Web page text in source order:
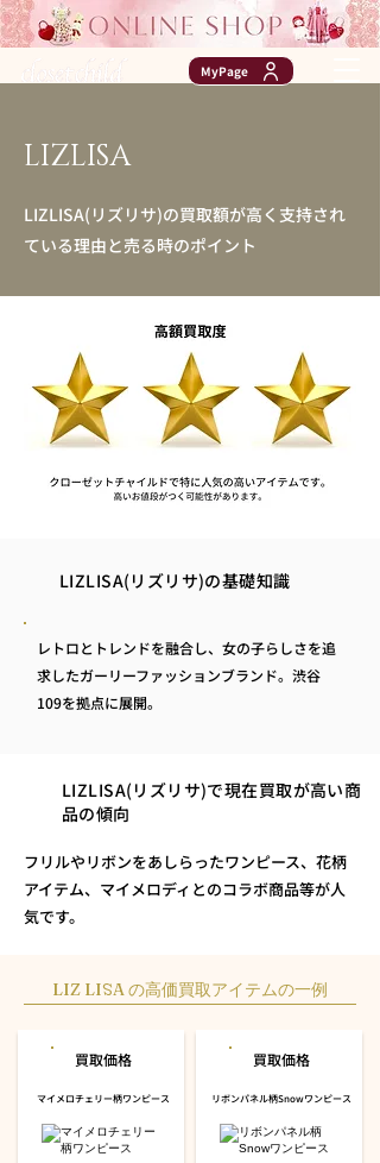
MyPage
LIZLISA
LIZLISA(リズリサ)の買取額が高く支持され
ている理由と売る時のポイント
LIZLISA(リズリサ)の基礎知識
レトロとトレンドを融合し、女の子らしさを追
求したガーリーファッションブランド。渋谷
109を拠点に展開。
LIZLISA(リズリサ)で現在買取が高い商
品の傾向
フリルやリボンをあしらったワンピース、花柄
アイテム、マイメロディとのコラボ商品等が人
気です。
LIZ LISA の高価買取アイテムの一例
買取価格
マイメロチェリー柄ワンピース
買取価格
リボンパネル柄Snowワンピース